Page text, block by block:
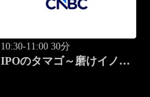
10:30-11:00 30分
IPOのタマゴ～磨けイノベ